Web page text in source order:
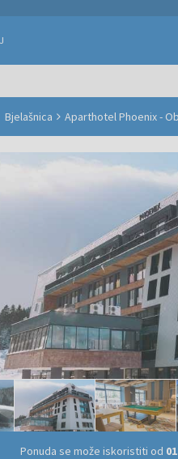
Bjelašnica Aparthotel Phoenix -
Ponuda se može iskoristiti od